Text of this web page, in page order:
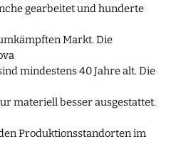
gearbeitet und hunderte
Markt. Die
mindestens 40 Jahre alt. Die
materiell besser ausgestattet.
Produktionsstandorten im